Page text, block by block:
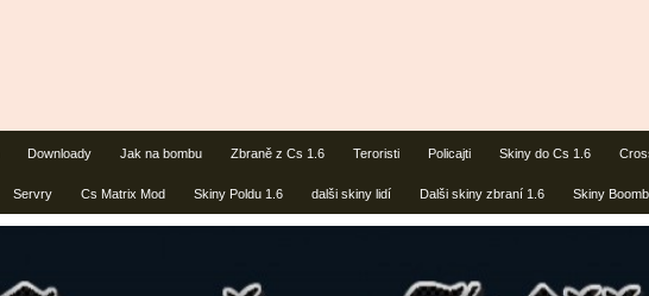
Downloady Jak na bombu Zbraně z Cs 1.6 Teroristi Policajti Skiny do Cs 1.6
Servry Cs Matrix Mod Skiny Poldu 1.6 dalši skiny lidí Dalši skiny zbraní 1.6 Skiny Boomb